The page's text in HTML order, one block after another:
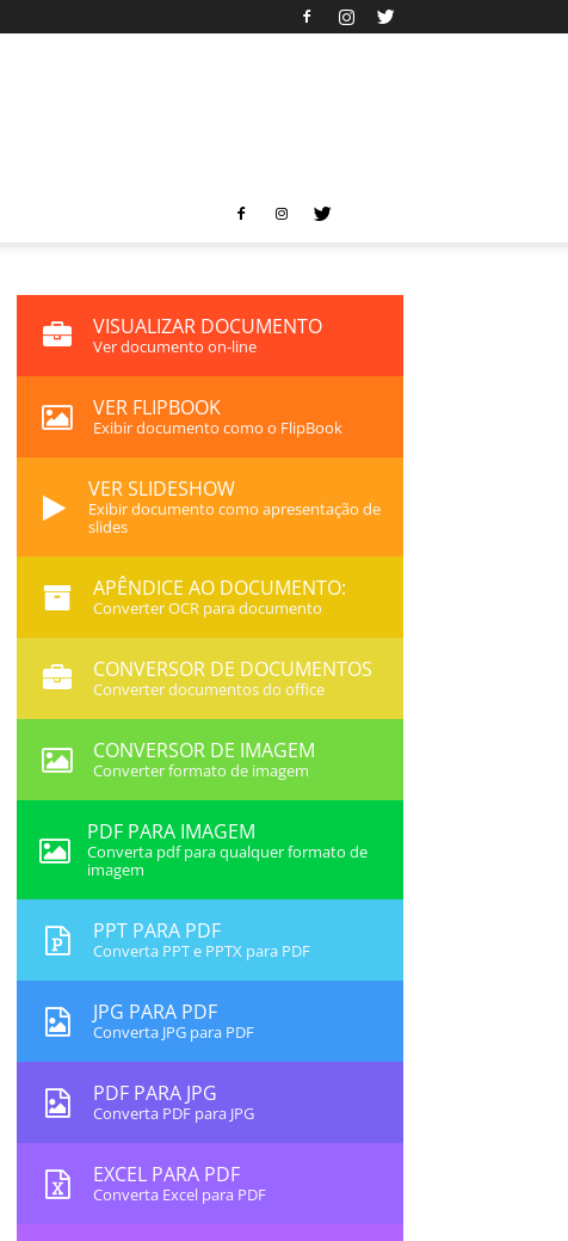
VISUALIZAR DOCUMENTO
Ver documento on-line
VER FLIPBOOK
Exibir documento como o FlipBook
VER SLIDESHOW
Exibir documento como apresentação de
slides
APÊNDICE AO DOCUMENTO:
Converter OCR para documento
CONVERSOR DE DOCUMENTOS
Converter documentos do office
CONVERSOR DE IMAGEM
Converter formato de imagem
PDF PARA IMAGEM
Converta pdf para qualquer formato de
imagem
PPT PARA PDF
Converta PPT e PPTX para PDF
JPG PARA PDF
Converta JPG para PDF
PDF PARA JPG
Converta PDF para JPG
EXCEL PARA PDF
Converta Excel para PDF